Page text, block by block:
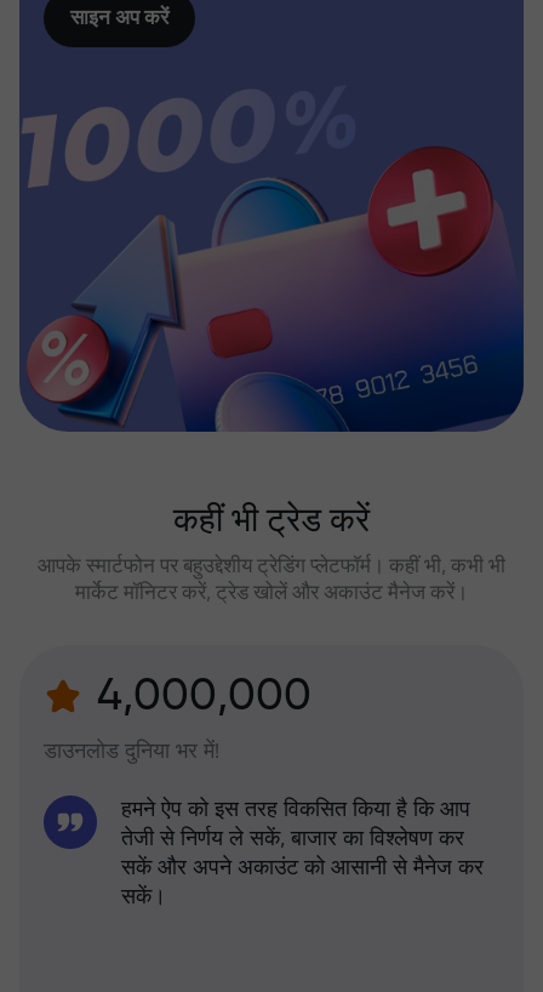
साइन अप करें
कहीं भी ट्रेड करें
आपके स्मार्टफोन पर बहुउद्देशीय ट्रेडिंग प्लेटफॉर्म। कहीं भी, कभी भी
मार्केट मॉनिटर करें, ट्रेड खोलें और अकाउंट मैनेज करें।
4,000,000
डाउनलोड दुनिया भर में!
हमने ऐप को इस तरह विकसित किया है कि आप
तेजी से निर्णय ले सकें, बाजार का विश्लेषण कर
सकें और अपने अकाउंट को आसानी से मैनेज कर
सकें।